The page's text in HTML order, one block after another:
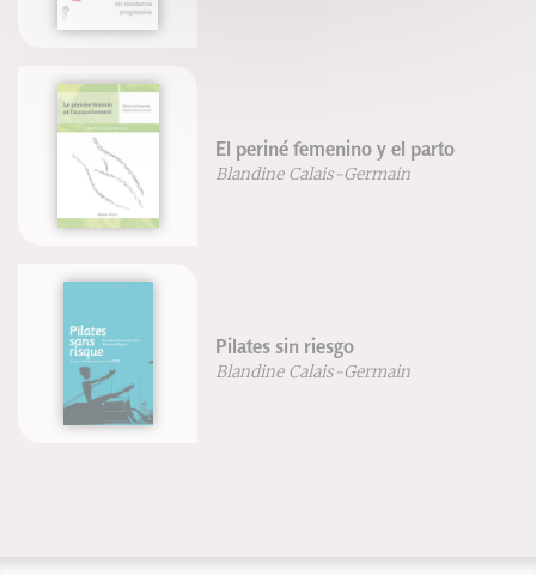
El periné femenino y el parto
Blandine Calais-Germain
Pilates sin riesgo
Blandine Calais-Germain